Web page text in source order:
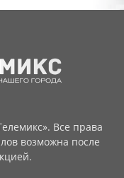
Все права
возможна после